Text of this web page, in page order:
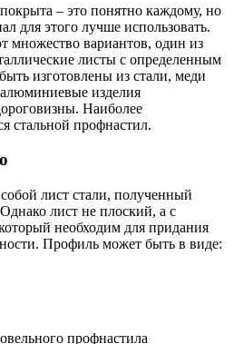
– это понятно каждому, но
для этого лучше использовать.
множество вариантов, один из
листы с определенным
изготовлены из стали, меди
изделия
Наиболее
стальной профнастил.
лист стали, полученный
лист не плоский, а с
необходим для придания
Профиль может быть в виде:
профнастила